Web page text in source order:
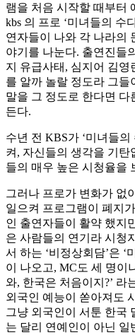
램을 처음 시작할 때부터
kbs 의 프로 ‘미녀들의 수
연자들이 나와 각 나라의
야기를 나눈다. 출연진들
지 유급사태, 심지어 김영
를 알까 놀랄 정도라 그
말을 그 정도로 한다면
든다.
수년 전 KBS가 ‘미녀들의
켜, 자신들의 생각을 기탄
들의 매우 높은 시청율을
그러나 프로가 변화가 없
일으켜 프로그램이 폐지
인 출연자들이 활약 했지
은 사람들의 연기라 시청
서 하는 ‘비정상회담’은 ‘
이 나오고, MC도 세 명이
와, 한국은 처음이지?’ 라
외국인 예능이 쏟아져도
그냥 외국인이 서툰 한국
는 달리 연예인이 아닌